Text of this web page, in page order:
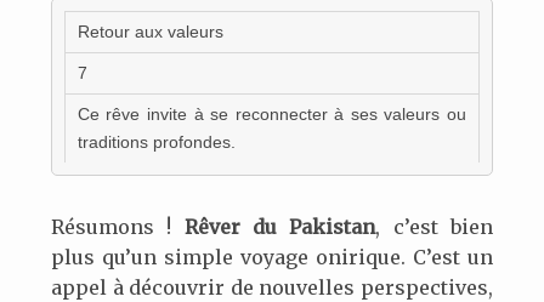
Retour aux valeurs
7
Ce rêve invite à se reconnecter à ses valeurs ou
traditions profondes.
Résumons ! Rêver du Pakistan, c’est bien
plus qu’un simple voyage onirique. C’est un
appel à découvrir de nouvelles perspectives,